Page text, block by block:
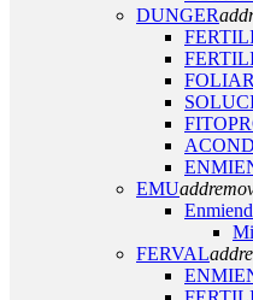
DUNGERadd
EMUadd
FERVALadd